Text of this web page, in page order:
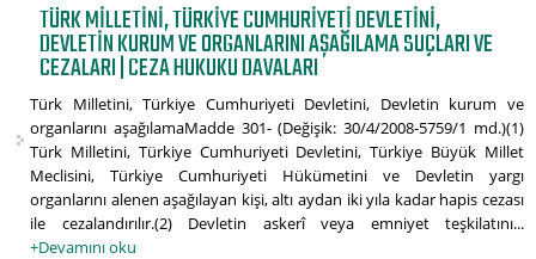
TÜRK MILLETINI, TÜRKIYE CUMHURIYETI DEVLETINI,
DEVLETIN KURUM VE ORGANLARINI AŞAĞILAMA SUÇLARI VE
CEZALARI | CEZA HUKUKU DAVALARI
Türk Milletini, Türkiye Cumhuriyeti Devletini, Devletin kurum ve
organlarını aşağılamaMadde 301- (Değişik: 30/4/2008-5759/1 md.)(1)
Türk Milletini, Türkiye Cumhuriyeti Devletini, Türkiye Büyük Millet
Meclisini, Türkiye Cumhuriyeti Hükümetini ve Devletin yargı
organlarını alenen aşağılayan kişi, altı aydan iki yıla kadar hapis cezası
ile cezalandırılır.(2) Devletin askerî veya emniyet teşkilatını...
+Devamını oku